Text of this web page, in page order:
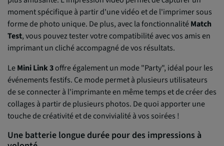
moment spécifique à partir d'une vidéo et de l'imprimer sous
forme de photo unique. De plus, avec la fonctionnalitéMatch
Test, vous pouvez tester votre compatibilité avec vos amis en
imprimant un cliché accompagné de vos résultats.
LeMini Link 3offre également un mode "Party", idéal pour les
événements festifs. Ce mode permet à plusieurs utilisateurs
de se connecter à l'imprimante en même temps et de créer des
collages à partir de plusieurs photos. De quoi apporter une
touche de créativité et de convivialité à vos soirées !
Une batterie longue durée pour des impressions à